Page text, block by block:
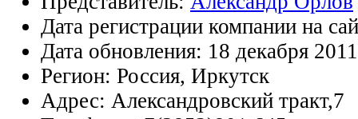
Дата регистрации компании на
Дата обновления: 18 декабря 2011
Регион: Россия, Иркутск
Адрес: Александровский тракт,7